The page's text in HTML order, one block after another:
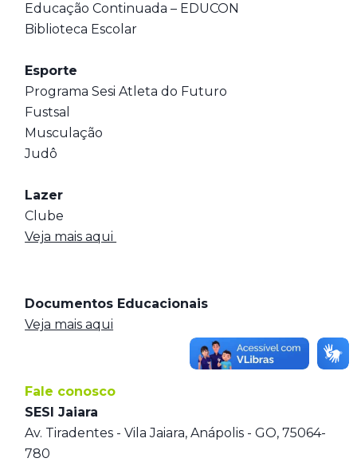
Educação Continuada – EDUCON
Biblioteca Escolar
Esporte
Programa Sesi Atleta do Futuro
Fustsal
Musculação
Judô
Lazer
Clube
Veja mais aqui
Documentos Educacionais
Veja mais aqui
Fale conosco
SESI Jaiara
Av. Tiradentes - Vila Jaiara, Anápolis - GO, 75064-
780